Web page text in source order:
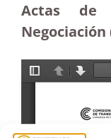
Actas de
Negociación